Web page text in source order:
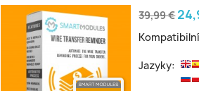
Běžná
39,99 €
Jazyky: